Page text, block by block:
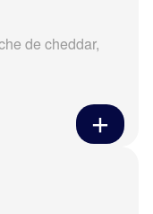
de cheddar,